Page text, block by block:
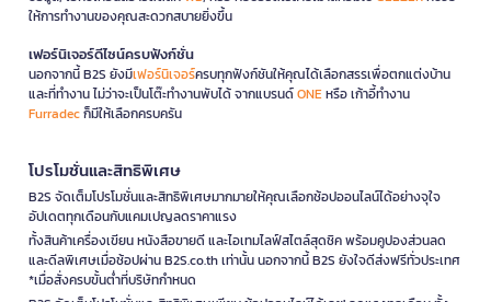
ง่าย กระดาษหรือผ้าใบหนาที่ทาสีรองพื้นแล้ว และจานสีที่ทำความสะอาดง่าย
เพราะสีแห้งเร็ว
อุปกรณ์สำหรับงานสเก็ตช์
งานสเก็ตช์เน้นความรวดเร็วและพกพาสะดวก ใช้ดินสอหลายระดับความแข็ง
คำถามที่พบบ่อยเกี่ยวกับอุปกรณ์ศิลปะ
ควรเริ่มต้นด้วยอุปกรณ์ศิลปะอะไรดี
ควรเริ่มต้นด้วยดินสอ สมุดสเก็ตช์ ยางลบ และสีไม้หรือสีน้ำชุดเล็ก อุปกรณ์
เหล่านี้ใช้งานง่าย ราคาไม่สูง และเหมาะสำหรับการฝึกฝนพื้นฐาน
ให้การทำงานของคุณสะดวกสบายยิ่งขึ้น
เฟอร์นิเจอร์ดีไซน์ครบฟังก์ชั่น
นอกจากนี้ B2S ยังมีเฟอร์นิเจอร์ครบทุกฟังก์ชันให้คุณได้เลือกสรรเพื่อตกแต่งบ้าน
และที่ทำงาน ไม่ว่าจะเป็นโต๊ะทำงานพับได้ จากแบรนด์ONEหรือ เก้าอี้ทำงาน
Furradecก็มีให้เลือกครบครัน
โปรโมชั่นและสิทธิพิเศษ
B2S จัดเต็มโปรโมชั่นและสิทธิพิเศษมากมายให้คุณเลือกช้อปออนไลน์ได้อย่างจุใจ
อัปเดตทุกเดือนกับแคมเปญลดราคาแรง
ทั้งสินค้าเครื่องเขียน หนังสือขายดี และไอเทมไลฟ์สไตล์สุดชิค พร้อมคูปองส่วนลด
และดีลพิเศษเมื่อช้อปผ่าน B2S.co.th เท่านั้น นอกจากนี้ B2S ยังใจดีส่งฟรีทั่วประเทศ
*เมื่อสั่งครบขั้นต่ำที่บริษัทกำหนด